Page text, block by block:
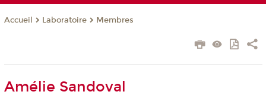
Accueil Laboratoire Membres
Amélie Sandoval